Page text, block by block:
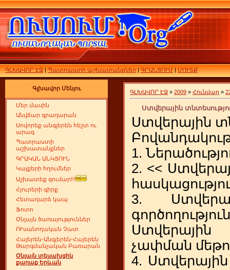
ԳԼԽԱՎՈՐ ԷՋ|Պատրաստի աշխատանքներ|ԳՐԱՆՑՈՒՄ|ՄՈՒՏՔ
Գլխավոր Մենյու
Մեր մասին
Անվճար գրադարան
Սովորեք անգլերեն հեշտ ու
արագ
Պատրաստի
աշխատանքներ
ԳՐԱԿԱՆ ԱՆԿՅՈՒՆ
Կայքերի հղումներ
Աշխատեք գումար!!!
Հյուրերի գիրք
Հետադարձ կապ
Ֆոտո
Օնլայն ծառայություններ
ՈՒսանողական Չատ
Հայերեն-Անգլերեն-Հայերեն
Թարգմանչական Բառարան
Օնլայն տեսախցիկ
քաղաք Երևան
ԳԼԽԱՎՈՐ ԷՋ » 2009 » Հունվար »
Ստվերային
Ստվերային
1.
2. <<
3.
չափման
4.